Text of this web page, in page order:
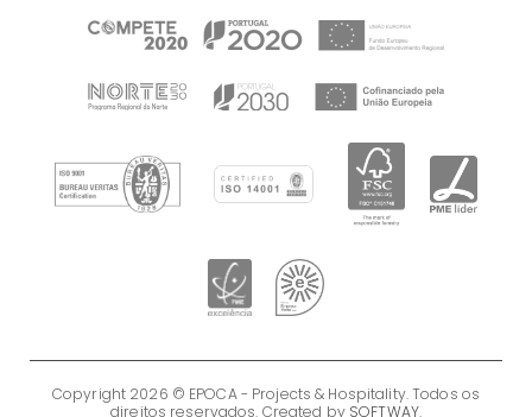
Copyright 2026 © EPOCA - Projects & Hospitality. Todos os
direitos reservados. Created by SOFTWAY.